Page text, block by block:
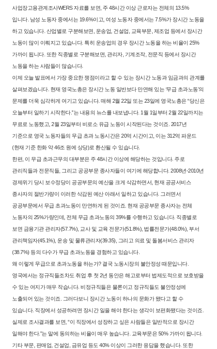
사업장고용관계조사WERS 자료를 보면, 주 48시간 이상 근로자는 전체의 13.5%
입니다. 남성 노동자 중에서는 19.6%이고, 여성 노동자 중에서는 7.5%가 장시간 노동을
하고 있습니다. 산업별로 구분해보면, 운송업, 건설업, 교육부문, 제조업 등에서 장시간
노동이 많이 이뤄지고 있습니다. 특히 운송업의 경우 장시간 노동을 하는 비율이 25%
가까이 됩니다. 또한 직종별로 구분해보면, 관리자, 기계조작, 전문직 등에서 장시간
노동을하는 사람들이 많습니다.
이제 오늘 발표에서 가장 중요한 쟁점이라고 할 수 있는 장시간 노동과 임금과의 관계를
살펴보겠습니다. 현재 영국노총은 장시간 노동 일반보다 만연해 있는 ‘무급 초과노동’의
문제를 더욱 심각하게 여기고 있습니다. 매해 2월 22일 또는 23일에 영국노총은 “당신은
오늘부터 일하기 시작한다.”는 내용의 뉴스를 내보냅니다. 1월 1일부터 2월 22일까지는
무료로 노동했고, 2월 23일부터 비로소 유급 노동이 시작된다는 것이죠. 2017년
기준으로 영국 노동자들의 무급 초과 노동시간은 20억 시간이고, 이는 312억 파운드
(현재 기준 한화 약 46조 원에 상당)로 환산될 수 있습니다.
한편, 이 무급 초과근무의 대부분은 주 48시간 이상에 해당하는 것입니다. 주로
관리직들과 전문직들, 그리고 공공부문 종사자들이 여기에 해당합니다. 2008년-2010년
경제위기 당시 보수정당이 공공부문의 예산을 크게 삭감하면서, 현재 공공서비스
종사자의 절반가량이 이러한 삭감된 예산 아래서 일하고 있습니다. 그러면서
공공부문에서 무급 초과노동이 만연하게 된 것이죠. 현재 공공부문 종사자는 전체
노동자의 25%가량인데, 전체 무급 초과노동의 39%를 수행하고 있습니다. 직종별로
보면 금융기관 관리자(57.7%), 교사 및 교육 전문가(51.8%), 법률전문가(48.0%), 부서
관리책임자(45.1%), 운송 및 물류관리자(39.35), 그리고 의료 및 돌봄서비스 관리자
(38.7%) 등의 다수가 무급 초과노동을 경험하고 있습니다.
왜 이렇게 무급으로 초과노동을 하는가? 결국 노동시장의 불안정성 때문입니다.
영국에서는 정규직들조차도 취업 후 첫 2년 동안은 해고로부터 법제도적으로 보호받을
수 있는 여지가 매우 작습니다. 비정규직들은 물론이고 정규직들도 불안정성에
노출되어 있는 것이죠. 그러다보니 장시간 노동이 하나의 문화가 됐다고 할 수
있습니다. 직장에서 성공하려면 장시간 일을해야 한다는 생각이 보편화됐다는 것이죠.
실제로 조사결과를 보면, “이 직장에서 성장하고 싶은 사람들은 일반적으 로 장시간
일해야 한다.”는 말에 동의하는 비율이 매우 높습니다. 교육부문은 50% 가까이 됩니다.
기타 부문, 판매업, 건설업, 금유업 등도 40% 이상이 그러한 응답을 했습니다. 또한